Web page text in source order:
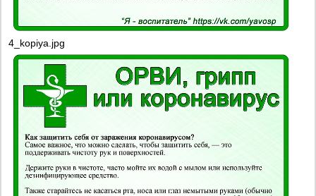
4_kopiya.jpg